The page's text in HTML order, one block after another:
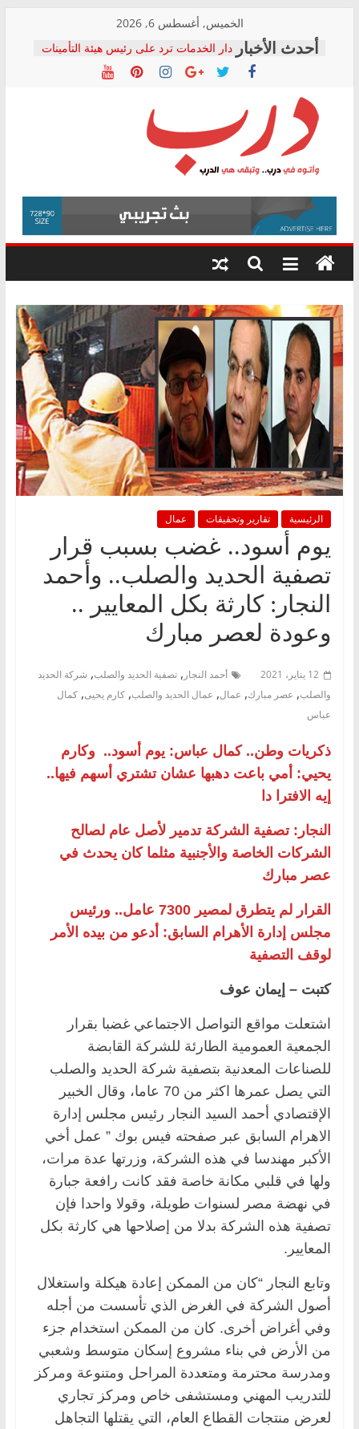
content
الخميس, أغسطس 6, 2026
دار الخدمات ترد على رئيس هيئة التأمينات
بعد مؤتمره الصحفي: إنكار الأزمة لا ينهي
معاناة أصحاب المعاشات.. ونطالب بكشف
فرحات سليمان يكتب: القطاع الصحي إلى
أين؟
حزب التحالف الشعبي يطلق لجنة “الحق
في الصحة” بالإسكندرية لرصد الانتهاكات
ودعم المرضى
الوزاري لمدينة الصحفيين.. وانتهاء أعمال
إنشاء المبنى الإداري
المجلس القومي لحقوق الإنسان يعلن
متابعة قضية الدكتور محمد زهران.. ويؤكد:
قرينة البراءة وضمانات المحاكمة العادلة
درب
وأتوه
درب..
وتبقى
هي
الرئيسية تقارير وتحقيقات عمال
يوم أسود.. غضب بسبب قرار
تصفية الحديد والصلب.. وأحمد
النجار: كارثة بكل المعايير ..
وعودة لعصر مبارك
12 يناير، 2021 أحمد النجار , تصفية الحديد والصلب, شركة الحديد
والصلب, عصر مبارك, عمال, عمال الحديد والصلب, كارم يحيى, كمال
عباس
ذكريات وطن.. كمال عباس: يوم أسود.. وكارم
يحيي: أمي باعت دهبها عشان تشتري أسهم فيها..
إيه الافترا دا
النجار: تصفية الشركة تدمير لأصل عام لصالح
الشركات الخاصة والأجنبية مثلما كان يحدث في
عصر مبارك
القرار لم يتطرق لمصير 7300 عامل.. ورئيس
مجلس إدارة الأهرام السابق: أدعو من بيده الأمر
لوقف التصفية
كتبت – إيمان عوف
اشتعلت مواقع التواصل الاجتماعي غضبا بقرار
الجمعية العمومية الطارئة للشركة القابضة
للصناعات المعدنية بتصفية شركة الحديد والصلب
التي يصل عمرها اكثر من 70 عاما، وقال الخبير
الإقتصادي أحمد السيد النجار رئيس مجلس إدارة
الاهرام السابق عبر صفحته فيس بوك ” عمل أخي
الأكبر مهندسا في هذه الشركة، وزرتها عدة مرات،
ولها في قلبي مكانة خاصة فقد كانت رافعة جبارة
في نهضة مصر لسنوات طويلة، وقولا واحدا فإن
تصفية هذه الشركة بدلا من إصلاحها هي كارثة بكل
المعايير.
وتابع النجار “كان من الممكن إعادة هيكلة واستغلال
أصول الشركة في الغرض الذي تأسست من أجله
وفي أغراض أخرى. كان من الممكن استخدام جزء
من الأرض في بناء مشروع إسكان متوسط وشعبي
ومدرسة محترمة ومتعددة المراحل ومتنوعة ومركز
للتدريب المهني ومستشفى خاص ومركز تجاري
لعرض منتجات القطاع العام، التي يقتلها التجاهل